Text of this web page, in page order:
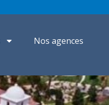
Nos agences